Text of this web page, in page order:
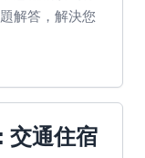
解答，解決您
交通住宿